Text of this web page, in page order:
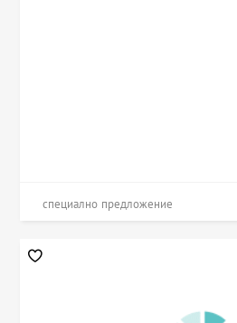
специално предложение